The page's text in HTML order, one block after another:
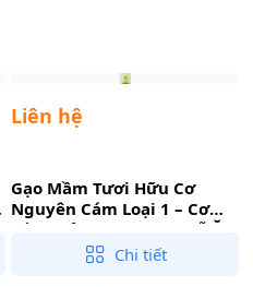
Liên hệ
Gạo Mầm Tươi Hữu Cơ
Nguyên Cám Loại 1 – Cơm
Mềm Dẻo, Ngọt Nhẹ, Dễ Ăn
Cho Cả Gia ĐìnhChi tiết